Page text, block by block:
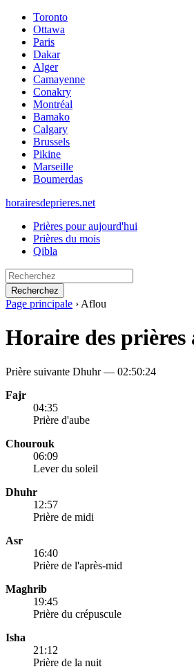
Toronto
Ottawa
Paris
Dakar
Alger
Camayenne
Conakry
Montréal
Bamako
Calgary
Brussels
Pikine
Marseille
Boumerdas
horairesdeprieres.net
Prières pour aujourd'hui
Prières du mois
Qibla
Recherchez
Page principale › Aflou
Horaire des prières
Prière suivante Dhuhr — 02:50:24
Fajr
04:35
Prière d'aube
Chourouk
06:09
Lever du soleil
Dhuhr
12:57
Prière de midi
Asr
16:40
Prière de l'après-mid
Maghrib
19:45
Prière du crépuscule
Isha
21:12
Prière de la nuit